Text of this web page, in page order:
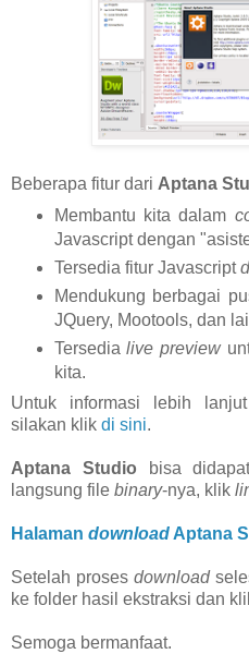
Beberapa fitur dari Aptana
Membantu kita dalam
Javascript dengan
Tersedia fitur Javascript
Mendukung berbagai
JQuery, Mootools, dan
Tersedialive preview
kita.
Untuk informasi lebih
silakan klik di sini.
Aptana Studio bisa
langsung file binary-nya, klik
Halaman downloadAptana
Setelah proses download
ke folder hasil ekstraksi dan
Semoga bermanfaat.